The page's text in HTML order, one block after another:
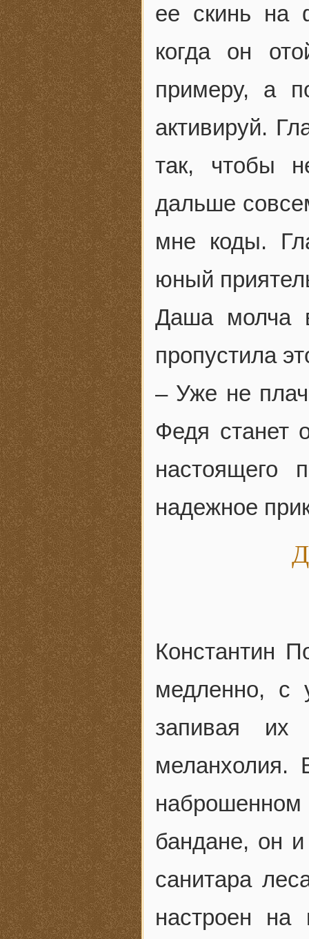
ее скинь на
когда он
примеру, а
активируй.
так, чтобы
дальше
мне коды.
юный
Даша молча
пропустила
– Уже не
Федя станет
настоящего
надежное
Константин
медленно, с
запивая
меланхолия.
бандане, он
санитара
настроен на